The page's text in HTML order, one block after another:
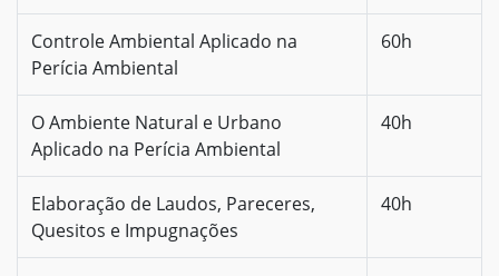
Controle Ambiental Aplicado na
Perícia Ambiental
60h
O Ambiente Natural e Urbano
Aplicado na Perícia Ambiental
40h
Elaboração de Laudos, Pareceres,
Quesitos e Impugnações
40h